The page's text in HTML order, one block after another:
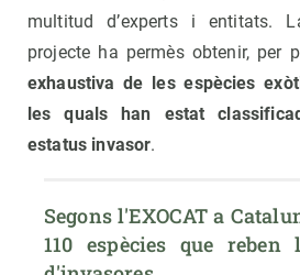
multitud d’experts i entitats.
projecte ha permès obtenir, per
exhaustiva de les espècies
les quals han estat
estatus invasor.
Segons l'EXOCAT a
110 espècies que reben